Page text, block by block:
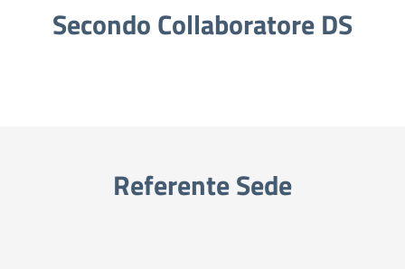
Secondo Collaboratore DS
Referente Sede